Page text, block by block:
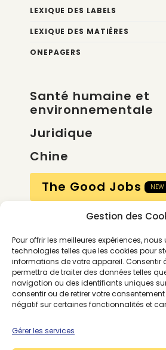
Gestion des
Pour offrir les meilleures expériences,
technologies telles que les cookies pour
informations de votre appareil. Consentir
permettra de traiter des données telles
navigation ou des identifiants uniques
consentir ou de retirer votre
négatif sur certaines fonctionnalités et
Gérer les services
LEXIQUE DES LABELS
LEXIQUE DES MATIÈRES
ONEPAGERS
Santé humaine et
environnementale
Juridique
Chine
The Good Jobs
NEW
Compte
Calendrier
Contactez-nous